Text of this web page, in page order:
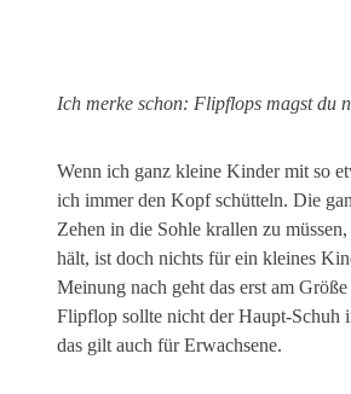
Ich merke schon: Flipflops magst du
Wenn ich ganz kleine Kinder mit so
ich immer den Kopf schütteln. Die
Zehen in die Sohle krallen zu
hält, ist doch nichts für ein kleines
Meinung nach geht das erst am
Flipflop sollte nicht der Haupt-Schuh
das gilt auch für Erwachsene.